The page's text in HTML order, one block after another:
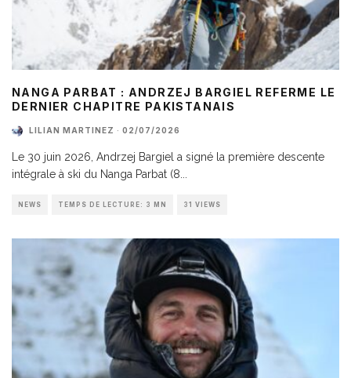
NANGA PARBAT : ANDRZEJ BARGIEL REFERME LE
DERNIER CHAPITRE PAKISTANAIS
LILIAN MARTINEZ · 02/07/2026
Le 30 juin 2026, Andrzej Bargiel a signé la première descente
intégrale à ski du Nanga Parbat (8
NEWS TEMPS DE LECTURE: 3 MN 31 VIEWS